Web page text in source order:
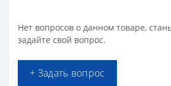
Нет вопросов о данном товаре,
задайте свой вопрос.
+ Задать вопрос